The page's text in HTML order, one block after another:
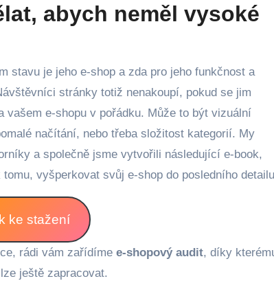
abych neměl vysoké
stránky totiž nenakoupí, pokud se jim
vašem e-shopu v pořádku. Může to být vizuální
načítání, nebo třeba složitost kategorií. My
a společně jsme vytvořili následující e-book,
vyšperkovat svůj e-shop do posledního
ke stažení
rádi vám zařídíme e-shopový audit, díky
ještě zapracovat.